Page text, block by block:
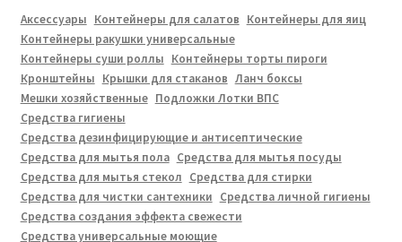
Аксессуары Контейнеры для салатов Контейнеры для яиц
Контейнеры ракушки универсальные
Контейнеры суши роллы Контейнеры торты пироги
Кронштейны Крышки для стаканов Ланч боксы
Мешки хозяйственные Подложки Лотки ВПС
Средства гигиены
Средства дезинфицирующие и антисептические
Средства для мытья пола Средства для мытья посуды
Средства для мытья стекол Средства для стирки
Средства для чистки сантехники Средства личной гигиены
Средства создания эффекта свежести
Средства универсальные моющие